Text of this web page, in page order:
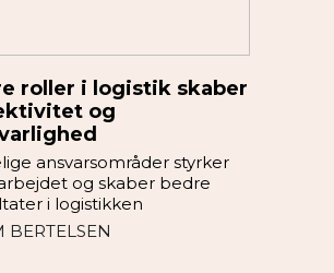
roller i logistik skaber
og
ansvarsområder styrker
og skaber bedre
i logistikken
BERTELSEN